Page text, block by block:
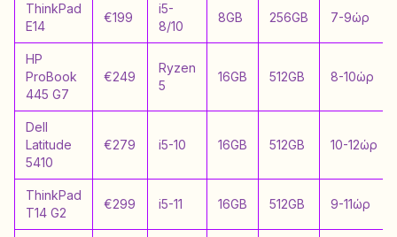
ThinkPad
E14
€199
i5-
8/10
8GB 256GB 7-9ώρ
HP
ProBook
445 G7
€249
Ryzen
5
16GB 512GB 8-10ώρ
Dell
Latitude
5410
€279 i5-10 16GB 512GB 10-12ώρ
ThinkPad
T14 G2
€299 i5-11 16GB 512GB 9-11ώρ